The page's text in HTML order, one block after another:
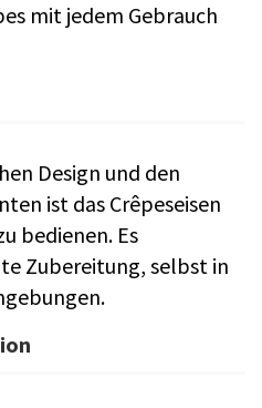
mit jedem Gebrauch
Design und den
ist das Crêpeseisen
bedienen. Es
Zubereitung, selbst in